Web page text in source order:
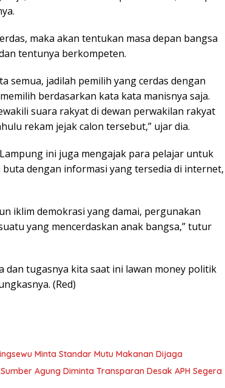
maka akan tentukan masa depan bangsa
tentunya berkompeten.
semua, jadilah pemilih yang cerdas dengan
berdasarkan kata kata manisnya saja.
suara rakyat di dewan perwakilan rakyat
rekam jejak calon tersebut,” ujar dia.
ini juga mengajak para pelajar untuk
dengan informasi yang tersedia di internet,
iklim demokrasi yang damai, pergunakan
yang mencerdaskan anak bangsa,” tutur
dan tugasnya kita saat ini lawan money politik
(Red)
Minta Standar Mutu Makanan Dijaga
Agung Diminta Transparan Desak APH Segera